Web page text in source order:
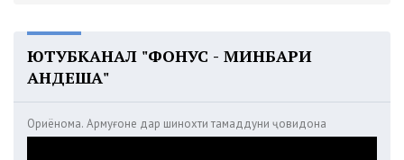
ЮТУБКАНАЛ "ФОНУС - МИНБАРИ
АНДЕША"
Ориёнома. Армуғоне дар шинохти тамаддуни ҷовидона